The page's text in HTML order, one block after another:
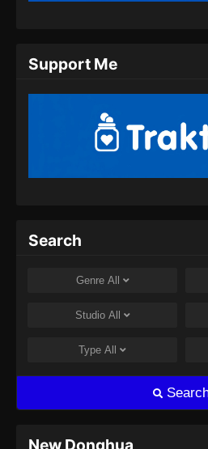
Lord of the
Eps 257 - Lord of
259 Subtitle
Eps 259 - Lord
Support Me
Search
Genre All
Studio All
Type All
New Donghua